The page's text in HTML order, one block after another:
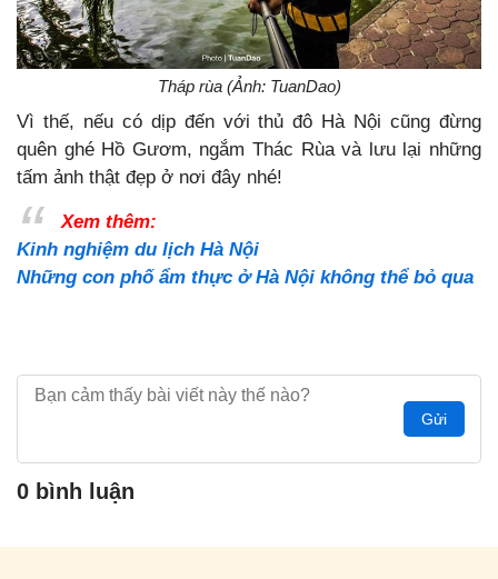
Tháp rùa (Ảnh: TuanDao)
Vì thế, nếu có dịp đến với thủ đô Hà Nội cũng đừng
quên ghé Hồ Gươm, ngắm Thác Rùa và lưu lại những
tấm ảnh thật đẹp ở nơi đây nhé!
Xem thêm:
Kinh nghiệm du lịch Hà Nội
Những con phố ẩm thực ở Hà Nội không thể bỏ qua
Gửi
0 bình luận